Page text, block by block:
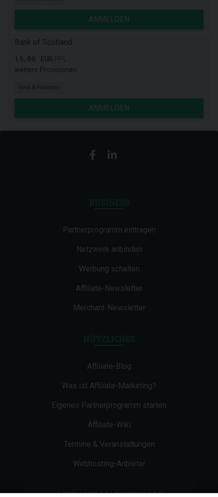
ANMELDEN
Bank of Scotland
15,00 EUR
weitere Provisionen
Geld & Finanzen
ANMELDEN
Partnerprogramm eintragen
Netzwerk anbinden
Werbung schalten
Affiliate-Newsletter
Merchant-Newsletter
Affiliate-Blog
Was ist Affiliate-Marketing?
Eigenes Partnerprogramm starten
Affiliate-Wiki
Termine & Veranstaltungen
Webhosting-Anbieter
AFFILIATE-MARKETING.DE